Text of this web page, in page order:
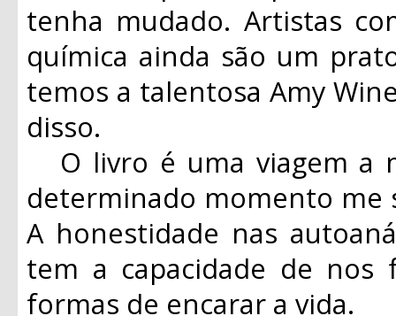
tenha mudado. Artistas
química ainda são um
temos a talentosa Amy
disso.
O livro é uma viagem a
determinado momento me
A honestidade nas
tem a capacidade de nos
formas de encarar a vida.